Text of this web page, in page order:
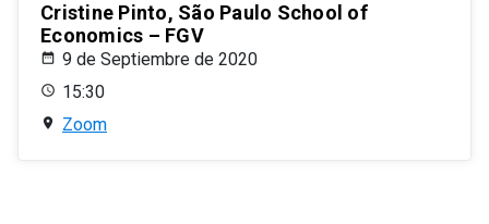
Cristine Pinto, São Paulo School of
Economics – FGV
9 de Septiembre de 2020
15:30
Zoom